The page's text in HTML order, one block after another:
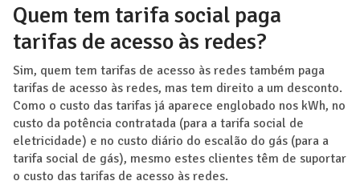
Quem tem tarifa social paga
tarifas de acesso às redes?
Sim, quem tem tarifas de acesso às redes também paga
tarifas de acesso às redes, mas tem direito a um desconto.
Como o custo das tarifas já aparece englobado nos kWh, no
custo da potência contratada (para a tarifa social de
eletricidade) e no custo diário do escalão do gás (para a
tarifa social de gás), mesmo estes clientes têm de suportar
o custo das tarifas de acesso às redes.